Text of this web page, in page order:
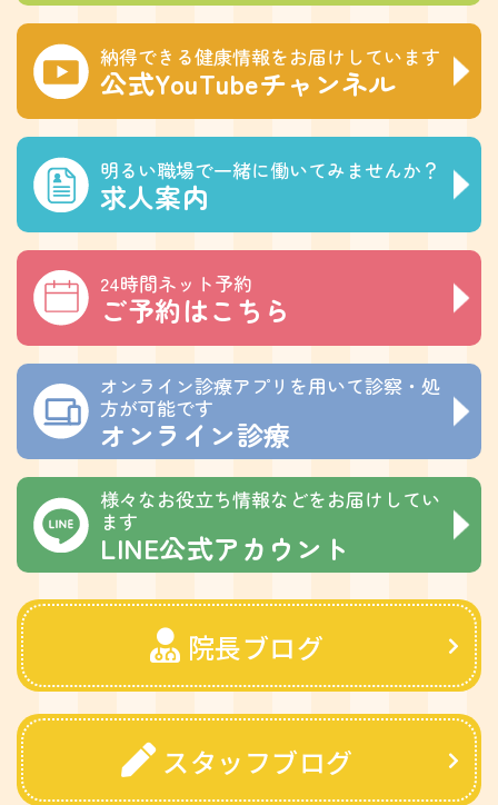
納得できる健康情報をお届けしています
公式YouTubeチャンネル
明るい職場で一緒に働いてみませんか？
求人案内
24時間ネット予約
ご予約はこちら
オンライン診療アプリを用いて診察・処
方が可能です
オンライン診療
様々なお役立ち情報などをお届けしてい
ます
LINE公式アカウント
院長ブログ
スタッフブログ